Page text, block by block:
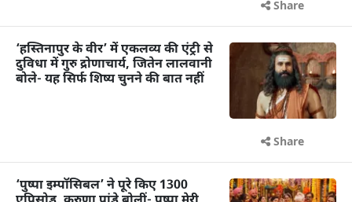
Share
‘हस्तिनापुर के वीर’ में एकलव्य की एंट्री से
दुविधा में गुरु द्रोणाचार्य, जितेन लालवानी
बोले- यह सिर्फ शिष्य चुनने की बात नहीं
Share
‘पुष्पा इम्पॉसिबल’ ने पूरे किए 1300